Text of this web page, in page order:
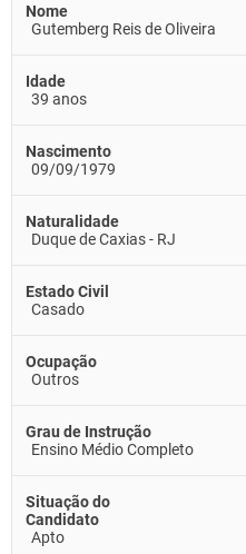
Nome
Gutemberg Reis de Oliveira
Idade
39 anos
Nascimento
09/09/1979
Naturalidade
Duque de Caxias - RJ
Estado Civil
Casado
Ocupação
Outros
Grau de Instrução
Ensino Médio Completo
Situação do
Candidato
Apto